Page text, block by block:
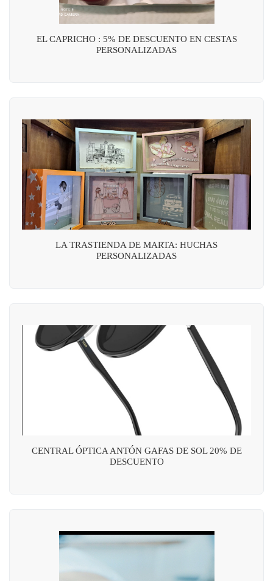
EL CAPRICHO : 5% DE DESCUENTO EN CESTAS
PERSONALIZADAS
LA TRASTIENDA DE MARTA: HUCHAS
PERSONALIZADAS
CENTRAL ÓPTICA ANTÓN GAFAS DE SOL 20% DE
DESCUENTO